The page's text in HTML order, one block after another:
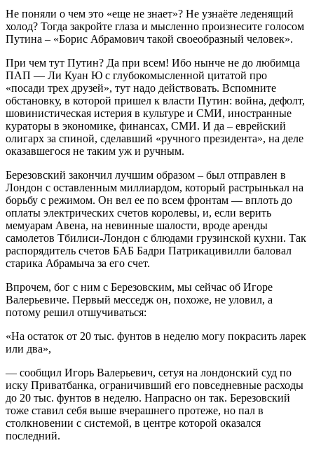
Не поняли о чем это «еще не знает»? Не узнаёте леденящий
холод? Тогда закройте глаза и мысленно произнесите голосом
Путина – «Борис Абрамович такой своеобразный человек».
При чем тут Путин? Да при всем! Ибо нынче не до любимца
ПАП — Ли Куан Ю с глубокомысленной цитатой про
«посади трех друзей», тут надо действовать. Вспомните
обстановку, в которой пришел к власти Путин: война, дефолт,
шовинистическая истерия в культуре и СМИ, иностранные
кураторы в экономике, финансах, СМИ. И да – еврейский
олигарх за спиной, сделавший «ручного президента», на деле
оказавшегося не таким уж и ручным.
Березовский закончил лучшим образом – был отправлен в
Лондон с оставленным миллиардом, который растрынькал на
борьбу с режимом. Он вел ее по всем фронтам — вплоть до
оплаты электрических счетов королевы, и, если верить
мемуарам Авена, на невинные шалости, вроде аренды
самолетов Тбилиси-Лондон с блюдами грузинской кухни. Так
распорядитель счетов БАБ Бадри Патрикацивилли баловал
старика Абрамыча за его счет.
Впрочем, бог с ним с Березовским, мы сейчас об Игоре
Валерьевиче. Первый месседж он, похоже, не уловил, а
потому решил отшучиваться:
«На остаток от 20 тыс. фунтов в неделю могу покрасить ларек
или два»,
— сообщил Игорь Валерьевич, сетуя на лондонский суд по
иску Приватбанка, ограничивший его повседневные расходы
до 20 тыс. фунтов в неделю. Напрасно он так. Березовский
тоже ставил себя выше вчерашнего протеже, но пал в
столкновении с системой, в центре которой оказался
последний.